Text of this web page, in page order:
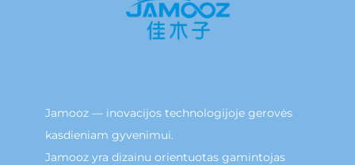
Jamooz — inovacijos technologijoje gerovės
kasdieniam gyvenimui.
Jamooz yra dizainu orientuotas gamintojas